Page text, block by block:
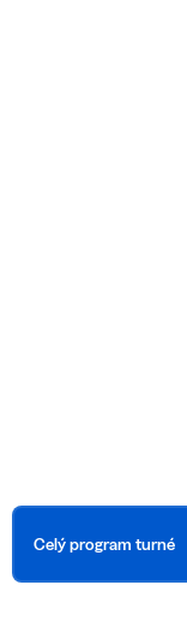
Celý program turné